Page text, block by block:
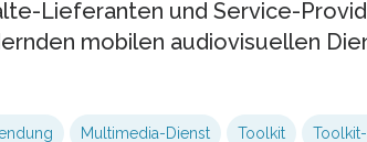
Lieferanten und Service-
mobilen audiovisuellen
Multimedia-Dienst Toolkit